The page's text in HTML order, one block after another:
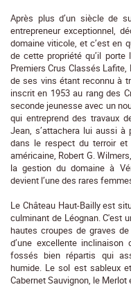
Après plus d’un siècle de
entrepreneur exceptionnel,
domaine viticole, et c’est en
de cette propriété qu’il
Premiers Crus Classés Lafite,
de ses vins étant reconnu à
inscrit en 1953 au rang des
seconde jeunesse avec un
qui entreprend des travaux
Jean, s’attachera lui aussi à
dans le respect du terroir et
américaine, Robert G.
la gestion du domaine à
devient l’une des rares
Le Château Haut-Bailly est
culminant de Léognan. C'est
hautes croupes de graves
d’une excellente
fossés bien répartis qui
humide. Le sol est sableux
Cabernet Sauvignon, le Merlot